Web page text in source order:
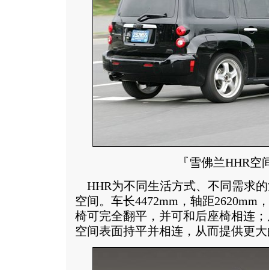
『雪佛兰HHR空
HHR为不同生活方式、不同需求
空间。车长4472mm，轴距2620mm
椅可完全翻平，并可和后座椅相连
空间表面持平并相连，从而提供更